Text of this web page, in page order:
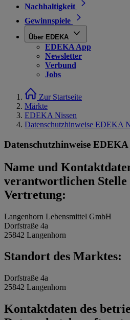
Nachhaltigkeit
Gewinnspiele
Über EDEKA
EDEKA App
Newsletter
Verbund
Jobs
Zur Startseite
Märkte
EDEKA Nissen
Datenschutzhinweise EDEKA
Datenschutzhinweise EDEKA
Name und
verantwortlichen Stelle
Vertretung:
Langenhorn Lebensmittel GmbH
Dorfstraße 4a
25842 Langenhorn
Standort des Marktes:
Dorfstraße 4a
25842 Langenhorn
Kontaktdaten des